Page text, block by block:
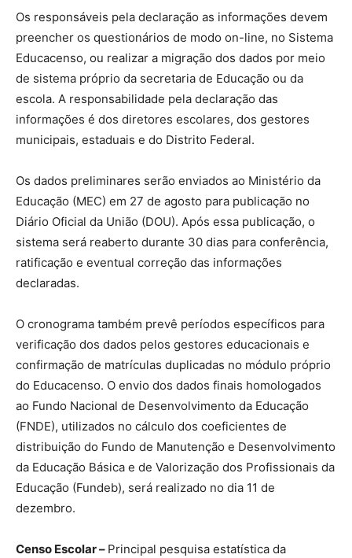
Os responsáveis pela declaração as informações devem
preencher os questionários de modo on-line, no Sistema
Educacenso, ou realizar a migração dos dados por meio
de sistema próprio da secretaria de Educação ou da
escola. A responsabilidade pela declaração das
informações é dos diretores escolares, dos gestores
municipais, estaduais e do Distrito Federal.
Os dados preliminares serão enviados ao Ministério da
Educação (MEC) em 27 de agosto para publicação no
Diário Oficial da União (DOU). Após essa publicação, o
sistema será reaberto durante 30 dias para conferência,
ratificação e eventual correção das informações
declaradas.
O cronograma também prevê períodos específicos para
verificação dos dados pelos gestores educacionais e
confirmação de matrículas duplicadas no módulo próprio
do Educacenso. O envio dos dados finais homologados
ao Fundo Nacional de Desenvolvimento da Educação
(FNDE), utilizados no cálculo dos coeficientes de
distribuição do Fundo de Manutenção e Desenvolvimento
da Educação Básica e de Valorização dos Profissionais da
Educação (Fundeb), será realizado no dia 11 de
dezembro.
Censo Escolar – Principal pesquisa estatística da